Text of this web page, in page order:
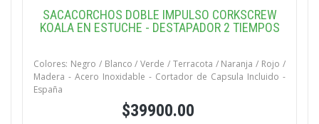
SACACORCHOS DOBLE IMPULSO CORKSCREW
KOALA EN ESTUCHE - DESTAPADOR 2 TIEMPOS
Colores: Negro / Blanco / Verde / Terracota / Naranja / Rojo /
Madera - Acero Inoxidable - Cortador de Capsula Incluido -
España
$39900.00